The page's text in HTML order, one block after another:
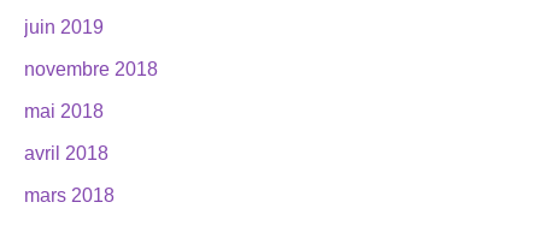
juin 2019
novembre 2018
mai 2018
avril 2018
mars 2018